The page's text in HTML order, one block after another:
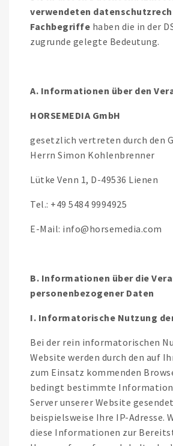
verwendeten
Fachbegriffe haben die in der
zugrunde gelegte Bedeutung.
A. Informationen über den
HORSEMEDIA GmbH
gesetzlich vertreten durch den
Herrn Simon Kohlenbrenner
Lütke Venn 1, D-49536 Lienen
Tel.: +49 5484 9994925
E-Mail: info@horsemedia.com
B. Informationen über die
personenbezogener Daten
I. Informatorische Nutzung
Bei der rein informatorischen
Website werden durch den auf
zum Einsatz kommenden
bedingt bestimmte
Server unserer Website
beispielsweise Ihre IP-Adresse.
diese Informationen zur